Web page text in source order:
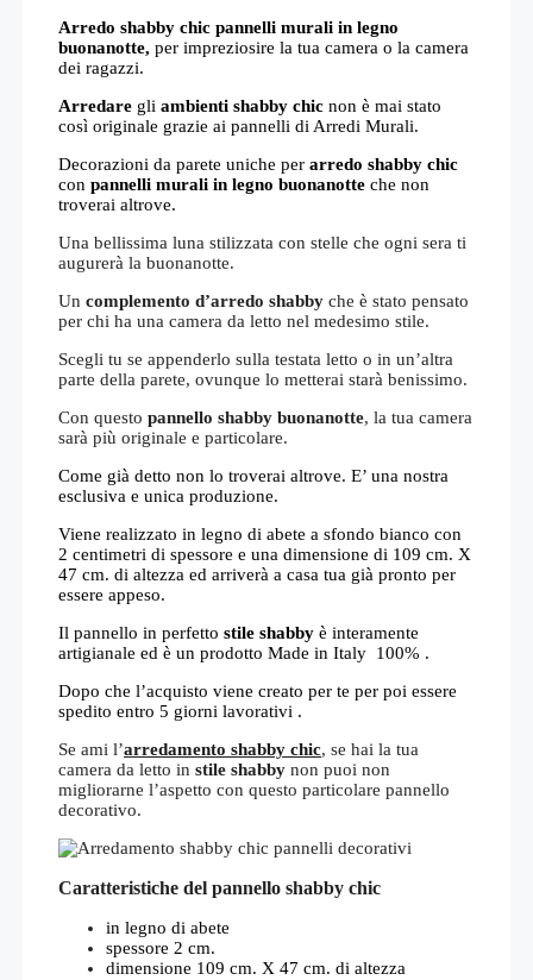
Arredo shabby chic pannelli murali in legno
buonanotte, per impreziosire la tua camera o la camera
dei ragazzi.
Arredare gli ambienti shabby chic non è mai stato
così originale grazie ai pannelli di Arredi Murali.
Decorazioni da parete uniche per arredo shabby chic
con pannelli murali in legno buonanotte che non
troverai altrove.
Una bellissima luna stilizzata con stelle che ogni sera ti
augurerà la buonanotte.
Un complemento d’arredo shabby che è stato pensato
per chi ha una camera da letto nel medesimo stile.
Scegli tu se appenderlo sulla testata letto o in un’altra
parte della parete, ovunque lo metterai starà benissimo.
Con questo pannello shabby buonanotte, la tua camera
sarà più originale e particolare.
Come già detto non lo troverai altrove. E’ una nostra
esclusiva e unica produzione.
Viene realizzato in legno di abete a sfondo bianco con
2 centimetri di spessore e una dimensione di 109 cm. X
47 cm. di altezza ed arriverà a casa tua già pronto per
essere appeso.
Il pannello in perfetto stile shabby è interamente
artigianale ed è un prodotto Made in Italy 100% .
Dopo che l’acquisto viene creato per te per poi essere
spedito entro 5 giorni lavorativi .
Se ami l’arredamento shabby chic, se hai la tua
camera da letto in stile shabby non puoi non
migliorarne l’aspetto con questo particolare pannello
decorativo.
Caratteristiche del pannello shabby chic
in legno di abete
spessore 2 cm.
dimensione 109 cm. X 47 cm. di altezza